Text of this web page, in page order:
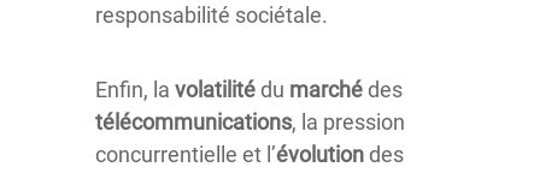
responsabilité sociétale.
Enfin, la volatilité du marché des
télécommunications, la pression
concurrentielle et l’évolution des